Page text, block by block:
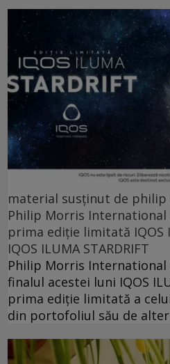
material susținut de
Philip Morris International
prima ediție limitată IQOS
IQOS ILUMA STARDRIFT
Philip Morris International
finalul acestei luni IQOS
prima ediție limitată a
din portofoliul său de